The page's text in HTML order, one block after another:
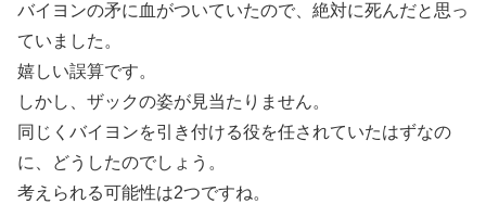
バイヨンの矛に血がついていたので、絶対に死んだと思っ
ていました。
嬉しい誤算です。
しかし、ザックの姿が見当たりません。
同じくバイヨンを引き付ける役を任されていたはずなの
に、どうしたのでしょう。
考えられる可能性は2つですね。